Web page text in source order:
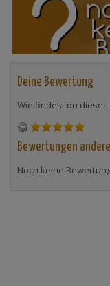
Deine Bewertung
Wie findest du dieses
Bewertungen
Noch keine